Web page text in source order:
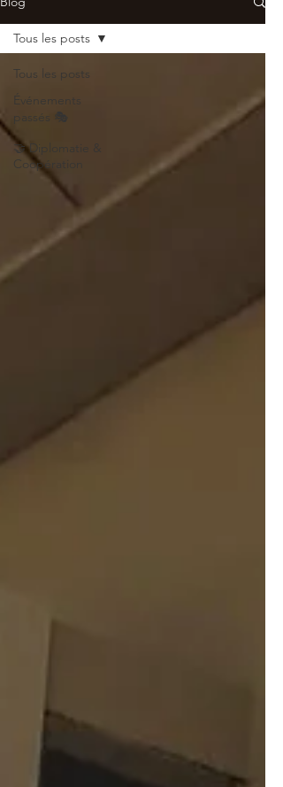
Tous les posts
Événements
passés 🎭
🤝 Diplomatie &
Coopération
Tous les posts